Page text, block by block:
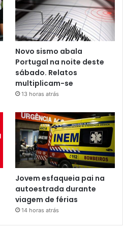
Novo sismo abala
Portugal na noite deste
sábado. Relatos
multiplicam-se
13 horas atrás
Jovem esfaqueia pai na
autoestrada durante
viagem de férias
14 horas atrás